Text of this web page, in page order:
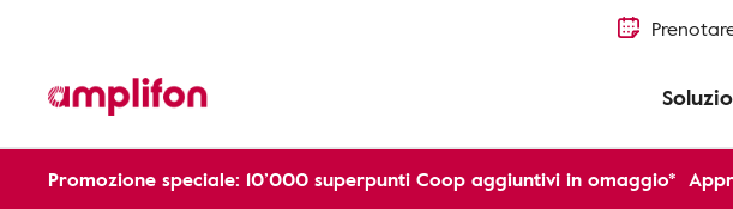
Promozione speciale: 10’000 superpunti Coop aggiuntivi in omaggio*